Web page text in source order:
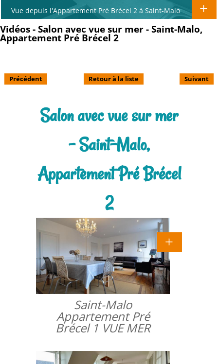
Vue depuis l'Appartement Pré Brécel 2 à Saint-Malo
Vidéos - Salon avec vue sur mer - Saint-Malo,
Appartement Pré Brécel 2
Précédent Retour à la liste Suivant
Salon avec vue sur mer
- Saint-Malo,
Appartement Pré Brécel
2
Saint-Malo
Appartement Pré
Brécel 1 VUE MER